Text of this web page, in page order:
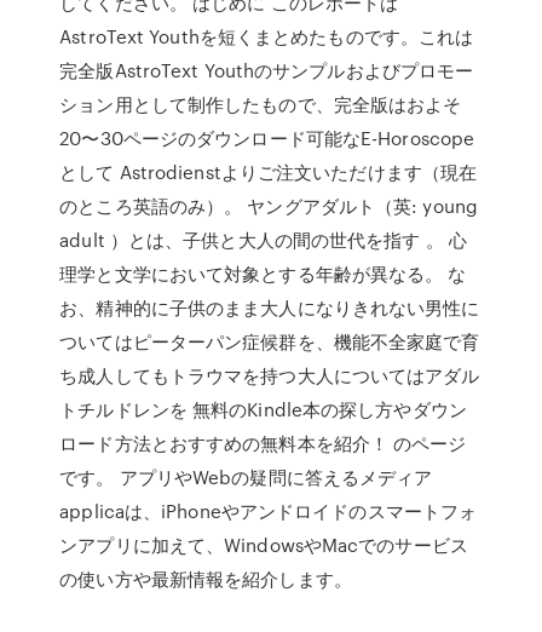
AstroText Youthを短くまとめたものです。これは
完全版AstroText Youthのサンプルおよびプロモー
ション用として制作したもので、完全版はおよそ
20〜30ページのダウンロード可能なE-Horoscope
として Astrodienstよりご注文いただけます（現在
のところ英語のみ）。 ヤングアダルト（英: young
adult ）とは、子供と大人の間の世代を指す 。 心
理学と文学において対象とする年齢が異なる。 な
お、精神的に子供のまま大人になりきれない男性に
ついてはピーターパン症候群を、機能不全家庭で育
ち成人してもトラウマを持つ大人についてはアダル
トチルドレンを 無料のKindle本の探し方やダウン
ロード方法とおすすめの無料本を紹介！ のページ
です。 アプリやWebの疑問に答えるメディア
applicaは、iPhoneやアンドロイドのスマートフォ
ンアプリに加えて、WindowsやMacでのサービス
の使い方や最新情報を紹介します。